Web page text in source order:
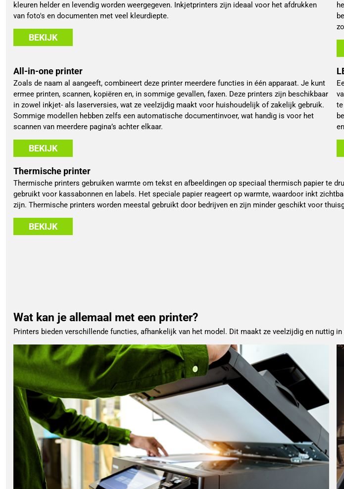
kleuren helder en levendig worden weergegeven. Inkjetprinters zijn ideaal voor het afdrukken
van foto's en documenten met veel kleurdiepte.
BEKIJK
All-in-one printer
Zoals de naam al aangeeft, combineert deze printer meerdere functies in één apparaat. Je kunt
ermee printen, scannen, kopiëren en, in sommige gevallen, faxen. Deze printers zijn beschikbaar
in zowel inkjet- als laserversies, wat ze veelzijdig maakt voor huishoudelijk of zakelijk gebruik.
Sommige modellen hebben zelfs een automatische documentinvoer, wat handig is voor het
scannen van meerdere pagina’s achter elkaar.
BEKIJK
Thermische printer
Thermische printers gebruiken warmte om tekst en afbeeldingen op speciaal thermisch papier te
gebruikt voor kassabonnen en labels. Het speciale papier reageert op warmte, waardoor inkt
zijn. Thermische printers worden meestal gebruikt door bedrijven en zijn minder geschikt voor
BEKIJK
Wat kan je allemaal met een printer?
Printers bieden verschillende functies, afhankelijk van het model. Dit maakt ze veelzijdig en nuttig